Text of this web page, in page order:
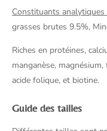
Constituants analytiques
grasses brutes 9.5%,
Riches en protéines,
manganèse,
acide folique, et biotine.
Guide des tailles